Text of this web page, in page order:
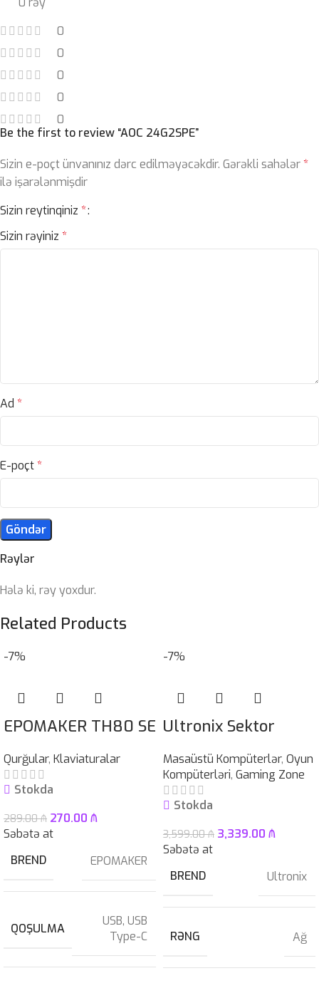
0
0
0
0
0
Rəylər
Hələ ki, rəy yoxdur.
Be the first to review “AOC 24G2SPE”
Sizin e-poçt ünvanınız dərc edilməyəcəkdir. Gərəkli sahələr*
ilə işarələnmişdir
Sizin reytinqiniz *
Sizin rəyiniz *
Ad *
E-poçt*
Related Products
-7%
EPOMAKER TH80 SE
Qurğular, Klaviaturalar
Stokda
289.00₼ 270.00 ₼
Səbətə at
BREND
EPOMAKER
QOŞULMA USB, USB
Type-C
-7%
Ultronix Sektor
Masaüstü Kompüterlər, Oyun
Kompüterləri, Gaming Zone
Stokda
3,599.00₼ 3,339.00 ₼
Səbətə at
BREND
Ultronix
RƏNG Ağ